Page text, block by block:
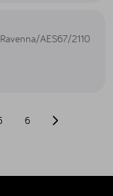
32ch Ravenna/
AES67/2110
6 Page suivante